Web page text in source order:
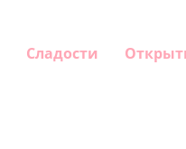
Сладости